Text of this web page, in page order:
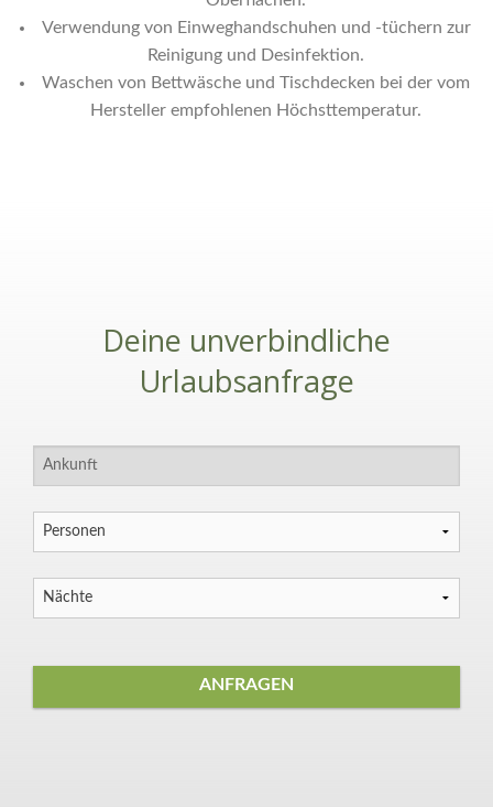
Verwendung von Einweghandschuhen und -tüchern zur
Reinigung und Desinfektion.
Waschen von Bettwäsche und Tischdecken bei der vom
Hersteller empfohlenen Höchsttemperatur.
Deine unverbindliche
Urlaubsanfrage
ANFRAGEN